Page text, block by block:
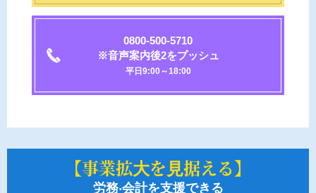
0800-500-5710
※音声案内後2をプッシュ
平日9:00～18:00
【事業拡⼤を⾒据える】
労務‧会計を支援できる